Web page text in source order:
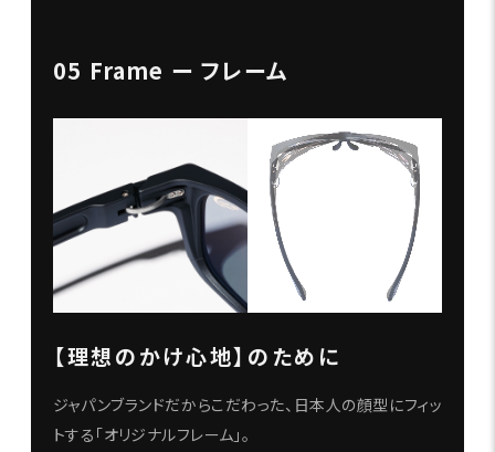
05 Frame ー フレーム
【理想のかけ心地】のために
ジャパンブランドだからこだわった、日本人の顔型にフィッ
トする「オリジナルフレーム」。